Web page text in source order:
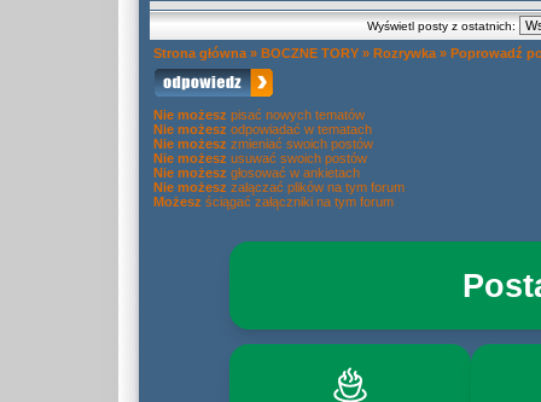
Wyświetl posty z ostatnich:
Strona główna » BOCZNE TORY » Rozrywka » Poprowadź
Nie możesz pisać nowych tematów
Nie możesz odpowiadać w tematach
Nie możesz zmieniać swoich postów
Nie możesz usuwać swoich postów
Nie możesz głosować w ankietach
Nie możesz załączać plików na tym forum
Możesz ściągać załączniki na tym forum